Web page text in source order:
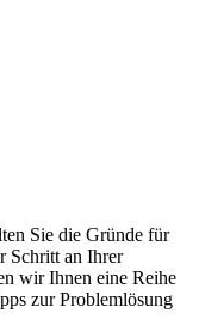
Sie die Gründe für
Schritt an Ihrer
wir Ihnen eine Reihe
zur Problemlösung